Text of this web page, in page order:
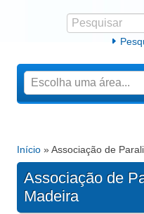
Formulário de
Pesquisar
Está aqui
Início » Associação de
Associação de
Madeira